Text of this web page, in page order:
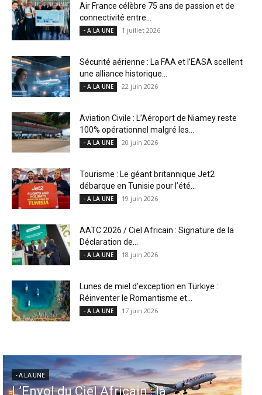
Air France célèbre 75 ans de passion et de
connectivité entre...
- A LA UNE 1 juillet 2026
Sécurité aérienne : La FAA et l’EASA scellent
une alliance historique...
- A LA UNE 22 juin 2026
Aviation Civile : L’Aéroport de Niamey reste
100% opérationnel malgré les...
- A LA UNE 20 juin 2026
Tourisme : Le géant britannique Jet2
débarque en Tunisie pour l’été...
- A LA UNE 19 juin 2026
AATC 2026 / Ciel Africain : Signature de la
Déclaration de...
- A LA UNE 18 juin 2026
Lunes de miel d’exception en Türkiye :
Réinventer le Romantisme et...
- A LA UNE 17 juin 2026
- A LA UNE
Aéroports US : les États-Unis